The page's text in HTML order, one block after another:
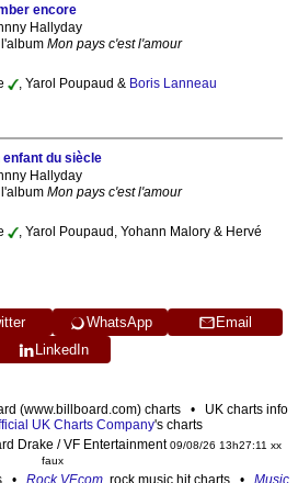
encore
Hallyday
Mon pays c'est l'amour
, Yarol Poupaud & Boris Lanneau
enfant du siècle
Hallyday
Mon pays c'est l'amour
, Yarol Poupaud, Yohann Malory & Hervé
WhatsApp
Email
LinkedIn
(www.billboard.com) charts • UK charts info
UK Charts Company's charts
Drake / VF Entertainment09/08/26 13h27:11 xx
faux
• Rock VF.com , rock music hit charts • Music